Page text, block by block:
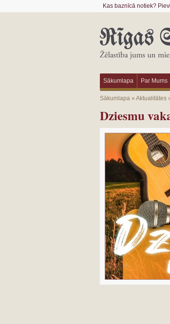
Kas baznīcā notiek?
Sākumlapa Par Mums
Sākumlapa» Aktualitātes
Dziesmu